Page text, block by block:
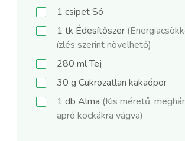
1 csipetSó
1 tk Édesítőszer
ízlés szerint növelhető)
280 mlTej
30 g Cukrozatlan kakaópor
1 db Alma (Kis méretű,
apró kockákra vágva)